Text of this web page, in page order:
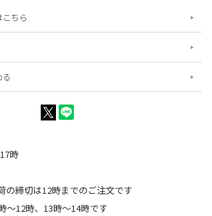
ちら
時
の締切は12時までのご注文です
～12時、13時～14時です